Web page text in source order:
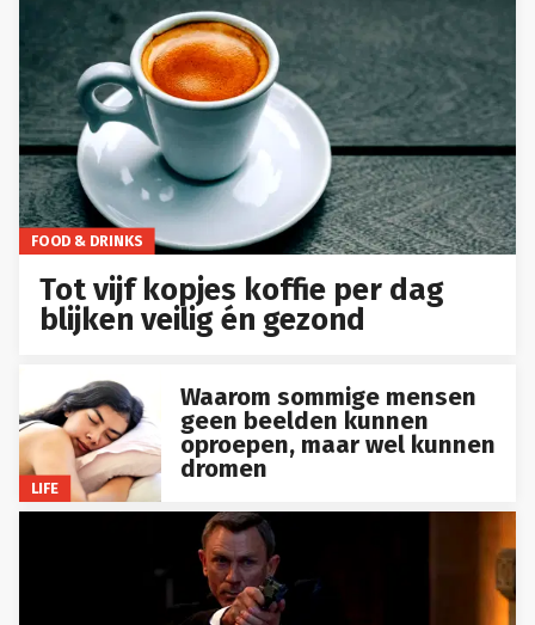
FOOD & DRINKS
Tot vijf kopjes koffie per dag
blijken veilig én gezond
LIFE
Waarom sommige mensen
geen beelden kunnen
oproepen, maar wel kunnen
dromen